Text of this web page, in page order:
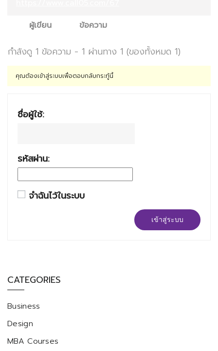
ผู้เขียน
ข้อความ
กำลังดู 1 ข้อความ - 1 ผ่านทาง 1 (ของทั้งหมด 1)
คุณต้องเข้าสู่ระบบเพื่อตอบกลับกระทู้นี้
ชื่อผู้ใช้:
รหัสผ่าน:
จำฉันไว้ในระบบ
เข้าสู่ระบบ
CATEGORIES
Business
Design
MBA Courses